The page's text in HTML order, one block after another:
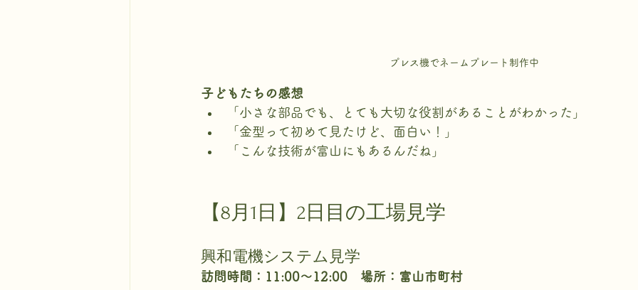
プレス機でネームプレート制作中
子どもたちの感想
「小さな部品でも、とても大切な役割があることがわかった」
「金型って初めて見たけど、面白い！」
「こんな技術が富山にもあるんだね」
【8月1日】2日目の工場見学
興和電機システム見学
訪問時間：11:00～12:00　場所：富山市町村